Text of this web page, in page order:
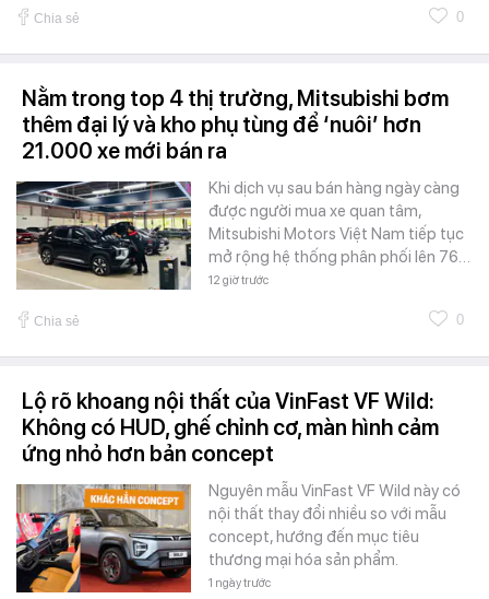
Chia sẻ 0
Nằm trong top 4 thị trường, Mitsubishi bơm
thêm đại lý và kho phụ tùng để ‘nuôi’ hơn
21.000 xe mới bán ra
Khi dịch vụ sau bán hàng ngày càng
được người mua xe quan tâm,
Mitsubishi Motors Việt Nam tiếp tục
mở rộng hệ thống phân phối lên 76…
12 giờ trước
Chia sẻ 0
Lộ rõ khoang nội thất của VinFast VF Wild:
Không có HUD, ghế chỉnh cơ, màn hình cảm
ứng nhỏ hơn bản concept
Nguyên mẫu VinFast VF Wild này có
nội thất thay đổi nhiều so với mẫu
concept, hướng đến mục tiêu
thương mại hóa sản phẩm.
1 ngày trước